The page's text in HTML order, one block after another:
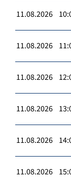
11.08.2026
11.08.2026
11.08.2026
11.08.2026
11.08.2026
11.08.2026